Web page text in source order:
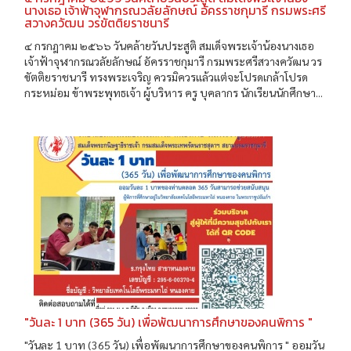
นางเธอ เจ้าฟ้าจุฬากรณวลัยลักษณ์ อัครราชกุมารี กรมพระศรี
สวางควัฒน วรขัตติยราชนารี
๔ กรกฎาคม ๒๕๖๖ วันคล้ายวันประสูติ สมเด็จพระเจ้าน้องนางเธอ
เจ้าฟ้าจุฬากรณวลัยลักษณ์ อัครราชกุมารี กรมพระศรีสวางควัฒน วร
ขัตติยราชนารี ทรงพระเจริญ ควรมิควรแล้วแต่จะโปรดเกล้าโปรด
กระหม่อม ข้าพระพุทธเจ้า ผู้บริหาร ครู บุคลากร นักเรียนนักศึกษา...
"วันละ 1 บาท (365 วัน) เพื่อพัฒนาการศึกษาของคนพิการ "
"วันละ 1 บาท (365 วัน) เพื่อพัฒนาการศึกษาของคนพิการ " ออมวัน